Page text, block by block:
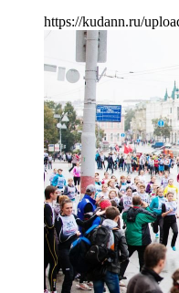
https://kudann.ru/